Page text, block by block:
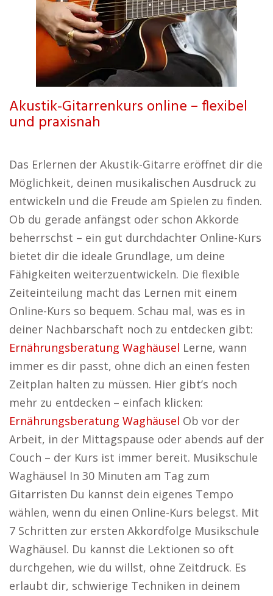
Akustik-Gitarrenkurs online – flexibel
und praxisnah
Das Erlernen der Akustik-Gitarre eröffnet dir die
Möglichkeit, deinen musikalischen Ausdruck zu
entwickeln und die Freude am Spielen zu finden.
Ob du gerade anfängst oder schon Akkorde
beherrschst – ein gut durchdachter Online-Kurs
bietet dir die ideale Grundlage, um deine
Fähigkeiten weiterzuentwickeln. Die flexible
Zeiteinteilung macht das Lernen mit einem
Online-Kurs so bequem. Schau mal, was es in
deiner Nachbarschaft noch zu entdecken gibt:
Ernährungsberatung Waghäusel Lerne, wann
immer es dir passt, ohne dich an einen festen
Zeitplan halten zu müssen. Hier gibt’s noch
mehr zu entdecken – einfach klicken:
Ernährungsberatung Waghäusel Ob vor der
Arbeit, in der Mittagspause oder abends auf der
Couch – der Kurs ist immer bereit. Musikschule
Waghäusel In 30 Minuten am Tag zum
Gitarristen Du kannst dein eigenes Tempo
wählen, wenn du einen Online-Kurs belegst. Mit
7 Schritten zur ersten Akkordfolge Musikschule
Waghäusel. Du kannst die Lektionen so oft
durchgehen, wie du willst, ohne Zeitdruck. Es
erlaubt dir, schwierige Techniken in deinem